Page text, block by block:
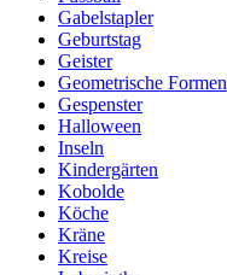
Gabelstapler
Geburtstag
Geister
Geometrische Formen
Gespenster
Halloween
Inseln
Kindergärten
Kobolde
Köche
Kräne
Kreise